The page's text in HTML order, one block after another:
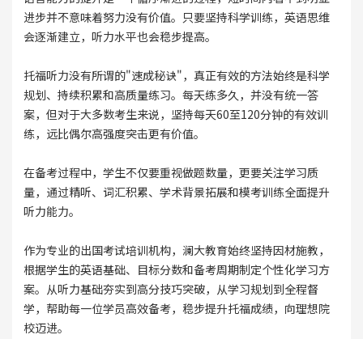
进步并不意味着努力没有价值。只要坚持科学训练，英语思维
会逐渐建立，听力水平也会稳步提高。
托福听力没有所谓的"速成秘诀"，真正有效的方法始终是科学
规划、持续积累和高质量练习。每天练多久，并没有统一答
案，但对于大多数考生来说，坚持每天60至120分钟的有效训
练，远比偶尔高强度突击更有价值。
在备考过程中，学生不仅要重视做题数量，更要关注学习质
量，通过精听、词汇积累、学术背景拓展和模考训练全面提升
听力能力。
作为专业的出国考试培训机构，澜大教育始终坚持因材施教，
根据学生的英语基础、目标分数和备考周期制定个性化学习方
案。从听力基础夯实到高分技巧突破，从学习规划到全程督
学，帮助每一位学员高效备考，稳步提升托福成绩，向理想院
校迈进。